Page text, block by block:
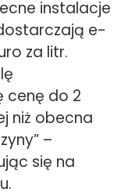
instalacje
e-
za litr.
cenę do 2
niż obecna
–
się na